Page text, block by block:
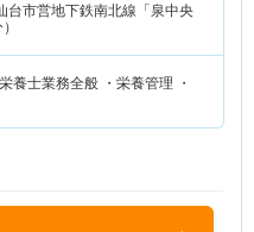
台市営地下鉄南北線「泉中央
養士業務全般 ・栄養管理 ・